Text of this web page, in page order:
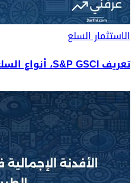
الاستثمارالسلع
تعريف S&P GSCI، أنواع السلع المدرجة، العيوب المحتملة